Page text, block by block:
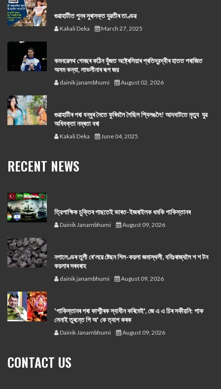
গুৱাহাটীত পুনৰ সুৰাসক্ত যুৱতীৰ তাণ্ডৱ
Kakali Deka March 27, 2025
কমনৱেলথ গেমছৰ কঠিন যুঁজত অষ্ট্ৰেলিয়াৰ প্ৰতিদ্বন্দ্বীৰ হাতত পৰাজিত
অসম কন্যা, লাভলীনাৰ ৰূপ জয়
dainik janambhumi August 02, 2026
গুৱাহাটীৰ পৰা বন্ধুৰ সৈতে ফুৰিবলৈ গৈছিল শ্বিলঙলৈ! আদবাটতে মৃত্যু যুৱ
অধিবক্তা নম্ৰতা বৰা
Kakali Deka June 04, 2025
RECENT NEWS
ত্রিপাক্ষিক চুক্তিৰ পাছতেই ভাৰত-ইজৰাইলক ধমকি পাকিস্তানৰ
Dainik Janambhumi August 09, 2026
নগালেণ্ডৰ তুলী ৰে'লৱে ষ্টেছন শিল-কয়লা জমাস্থলী, বহিঃৰাজ্যলৈ শ শ টন
কয়লাৰ সৰবৰাহ
dainik janambhumi August 09, 2026
'পাকিস্তানৰ পৰা কাশ্মীৰক স্বাধীন কৰিমেই', জে এ এ চিৰ সকীয়নি: পাক
সেনাই তুৰন্তে পি অ' কে ত্যাগ কৰক
Dainik Janambhumi August 09, 2026
CONTACT US